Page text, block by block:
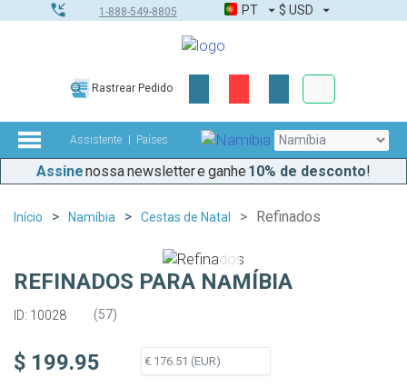
1-888-549-8805 PT $ USD
Rastrear Pedido
Assistente Países
Assinenossa newsletter e ganhe 10% de desconto!
Início Namíbia Cestas de Natal Refinados
REFINADOS PARA NAMÍBIA
ID: 10028 (57)
$ 199.95